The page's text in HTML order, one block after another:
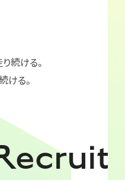
続ける。
ける。